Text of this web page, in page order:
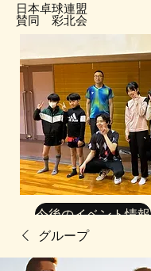
日本卓球連盟
賛同 彩北会
今後のイベント情報
グループ